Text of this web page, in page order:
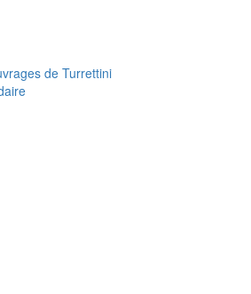
de Turrettini